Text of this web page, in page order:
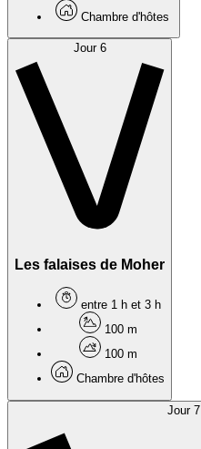
Chambre d'hôtes
Jour 6
Les falaises de Moher
entre 1 h et 3 h
100 m
100 m
Chambre d'hôtes
Jour 7